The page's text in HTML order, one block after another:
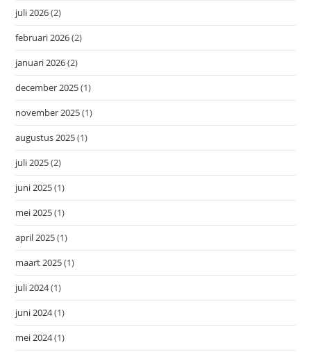
juli 2026(2)
februari 2026(2)
januari 2026(2)
december 2025(1)
november 2025(1)
augustus 2025(1)
juli 2025(2)
juni 2025(1)
mei 2025(1)
april 2025(1)
maart 2025(1)
juli 2024(1)
juni 2024(1)
mei 2024(1)